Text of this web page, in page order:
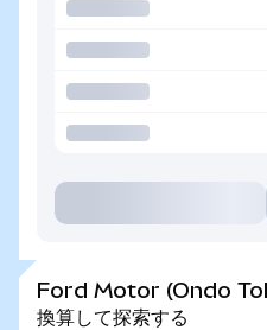
Ford Motor (Ondo
換算して探索する